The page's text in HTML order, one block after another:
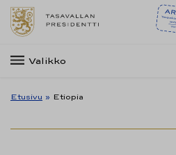
Valikko
Etusivu » Etiopia